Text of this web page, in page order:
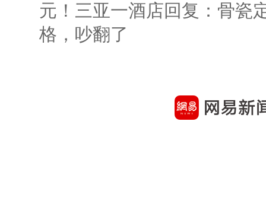
元！三亚一酒店回复：骨瓷
格，吵翻了